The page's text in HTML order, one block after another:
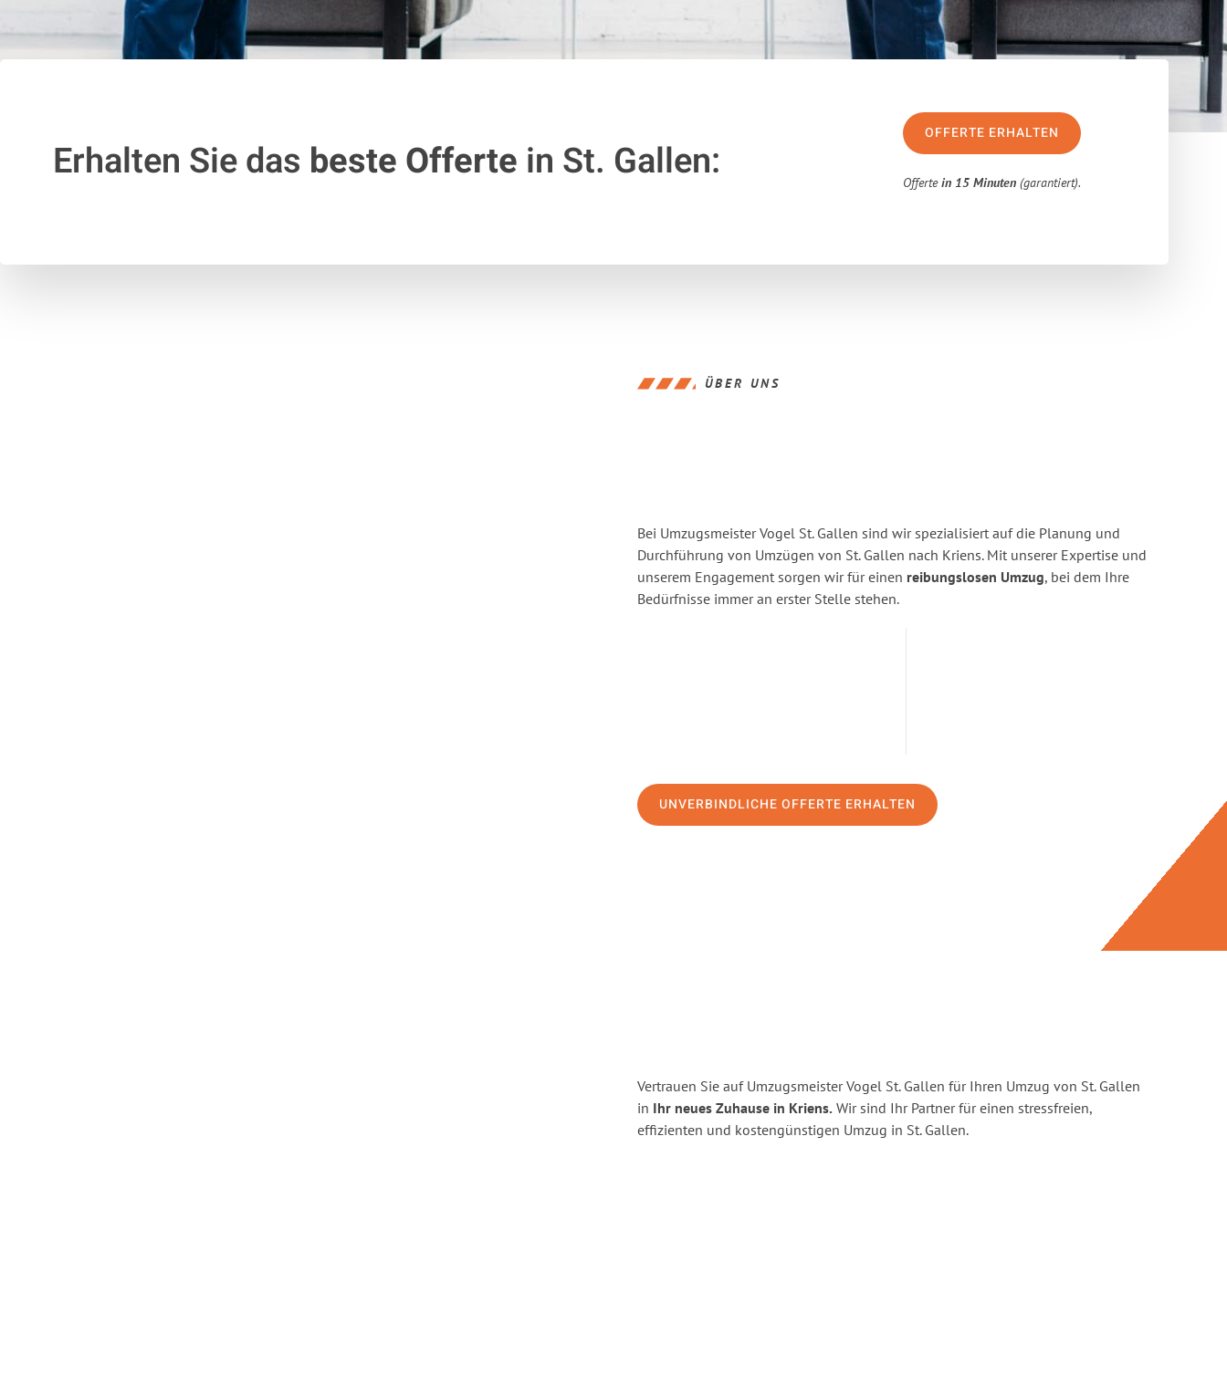
Erhalten Sie das beste Offerte in St. Gallen:
OFFERTE ERHALTEN
Offertein 15 Minuten (garantiert).
ÜBER UNS
Bei Umzugsmeister Vogel St. Gallen sind wir spezialisiert auf die Planung und
Durchführung von Umzügen von St. Gallen nach Kriens. Mit unserer Expertise und
unserem Engagement sorgen wir für einen reibungslosen Umzug, bei dem Ihre
Bedürfnisse immer an erster Stelle stehen.
UNVERBINDLICHE OFFERTE ERHALTEN
Vertrauen Sie auf Umzugsmeister Vogel St. Gallen für Ihren Umzug von St. Gallen
in Ihr neues Zuhause in Kriens. Wir sind Ihr Partner für einen stressfreien,
effizienten und kostengünstigen Umzug in St. Gallen.